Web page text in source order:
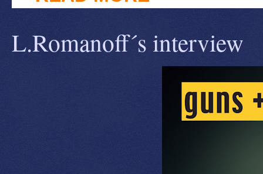
L.Romanoff´s interview